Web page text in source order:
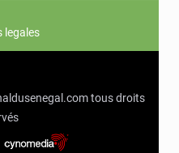
legales
tous droits